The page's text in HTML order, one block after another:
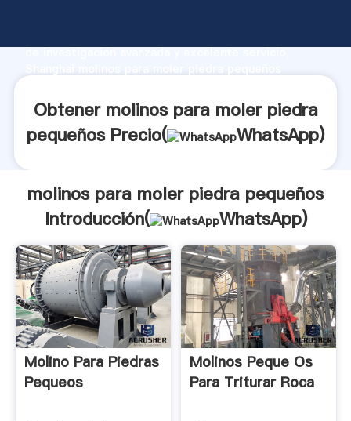
de investigación avanzada y excelente servicio,
clientes.
Obtener molinos para moler piedra
pequeños Precio(
WhatsApp)
molinos para moler piedra pequeños
Introducción(
WhatsApp)
Molino Para Piedras
Pequeos
Molinos Peque Os
Para Triturar Roca